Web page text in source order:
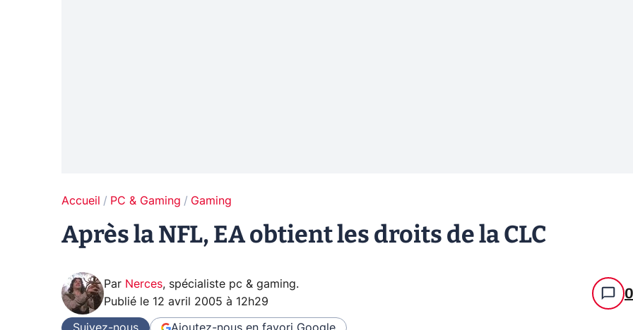
Accueil PC & Gaming Gaming
Après la NFL, EA obtient les droits de la CLC
Par Nerces, spécialiste pc & gaming.
Publié le 12 avril 2005 à 12h29 0
Suivez-nous Ajoutez-nous en favori Google